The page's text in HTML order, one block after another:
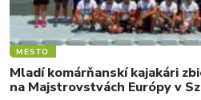
MESTO
Mladí komárňanskí kajakári
na Majstrovstvách Európy v